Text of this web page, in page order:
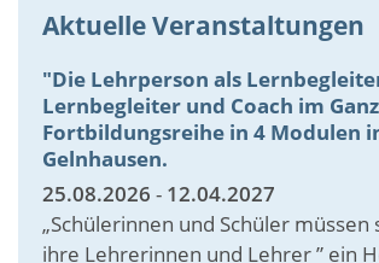
Aktuelle Veranstaltungen
"Die Lehrperson als
Lernbegleiter und Coach im
Fortbildungsreihe in 4 Modulen
Gelnhausen.
25.08.2026 - 12.04.2027
„Schülerinnen und Schüler müssen
ihre Lehrerinnen und Lehrer ” ein